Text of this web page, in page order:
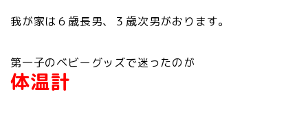
我が家は６歳長男、３歳次男がおります。
第一子のベビーグッズで迷ったのが
体温計